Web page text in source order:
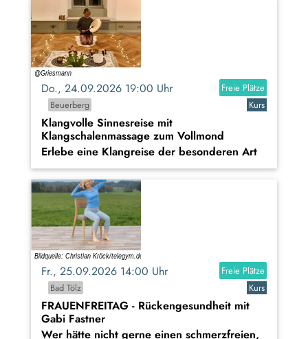
Do., 24.09.2026 19:00 Uhr
Freie Plätze
Beuerberg
Kurs
Klangvolle Sinnesreise mit
Klangschalenmassage zum Vollmond
Erlebe eine Klangreise der besonderen Art
Fr., 25.09.2026 14:00 Uhr
Freie Plätze
Bad Tölz
Kurs
FRAUENFREITAG - Rückengesundheit mit
Gabi Fastner
Wer hätte nicht gerne einen schmerzfreien,